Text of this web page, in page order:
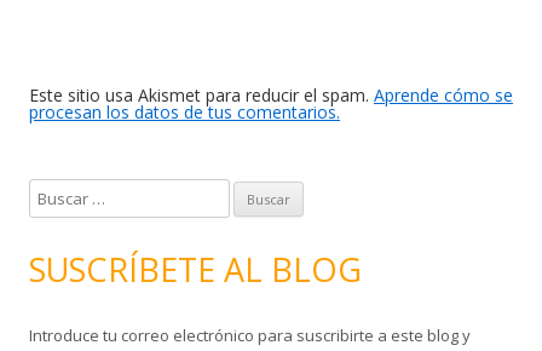
Este sitio usa Akismet para reducir el spam. Aprende cómo se
procesan los datos de tus comentarios.
u
c
r
SUSCRÍBETE AL BLOG
Introduce tu correo electrónico para suscribirte a este blog y